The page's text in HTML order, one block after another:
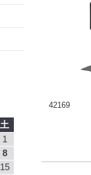
42169
土
1
8
15